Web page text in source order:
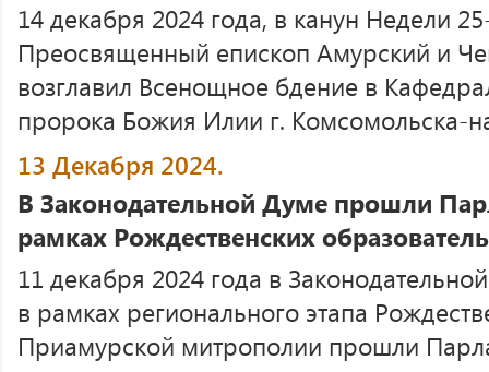
14 декабря 2024 года, в канун Недели
Преосвященный епископ Амурский и
возглавил Всенощное бдение в
пророка Божия Илии г. Комсомольска-
13 Декабря 2024.
В Законодательной Думе прошли
рамках Рождественских
11 декабря 2024 года в
в рамках регионального этапа
Приамурской митрополии прошли